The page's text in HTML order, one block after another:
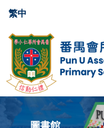
繁中
圖書館